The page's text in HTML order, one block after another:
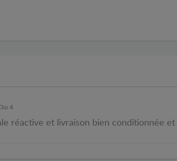
4
réactive et livraison bien conditionnée et